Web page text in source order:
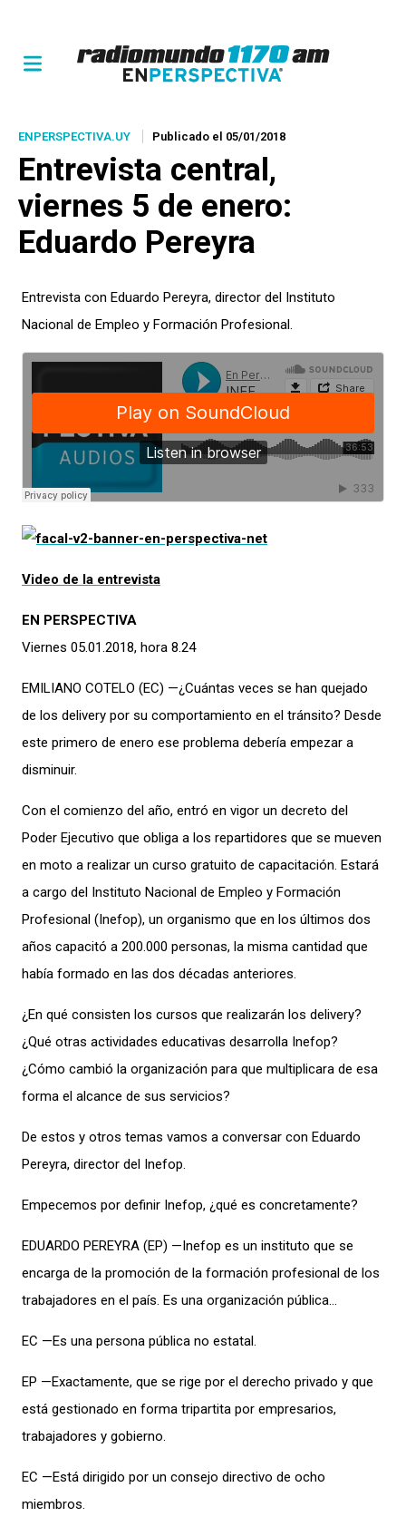
ENPERSPECTIVA.UY Publicado el 05/01/2018
Entrevista central,
viernes 5 de enero:
Eduardo Pereyra
Entrevista con Eduardo Pereyra, director del Instituto
Nacional de Empleo y Formación Profesional.
Video de la entrevista
EN PERSPECTIVA
Viernes 05.01.2018, hora 8.24
EMILIANO COTELO (EC) —¿Cuántas veces se han quejado
de los delivery por su comportamiento en el tránsito? Desde
este primero de enero ese problema debería empezar a
disminuir.
Con el comienzo del año, entró en vigor un decreto del
Poder Ejecutivo que obliga a los repartidores que se mueven
en moto a realizar un curso gratuito de capacitación. Estará
a cargo del Instituto Nacional de Empleo y Formación
Profesional (Inefop), un organismo que en los últimos dos
años capacitó a 200.000 personas, la misma cantidad que
había formado en las dos décadas anteriores.
¿En qué consisten los cursos que realizarán los delivery?
¿Qué otras actividades educativas desarrolla Inefop?
¿Cómo cambió la organización para que multiplicara de esa
forma el alcance de sus servicios?
De estos y otros temas vamos a conversar con Eduardo
Pereyra, director del Inefop.
Empecemos por definir Inefop, ¿qué es concretamente?
EDUARDO PEREYRA (EP) —Inefop es un instituto que se
encarga de la promoción de la formación profesional de los
trabajadores en el país. Es una organización pública…
EC —Es una persona pública no estatal.
EP —Exactamente, que se rige por el derecho privado y que
está gestionado en forma tripartita por empresarios,
trabajadores y gobierno.
EC —Está dirigido por un consejo directivo de ocho
miembros.